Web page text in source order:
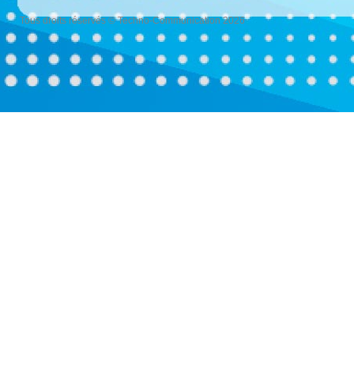
Tous droits réservés © Techno-Communication 2026